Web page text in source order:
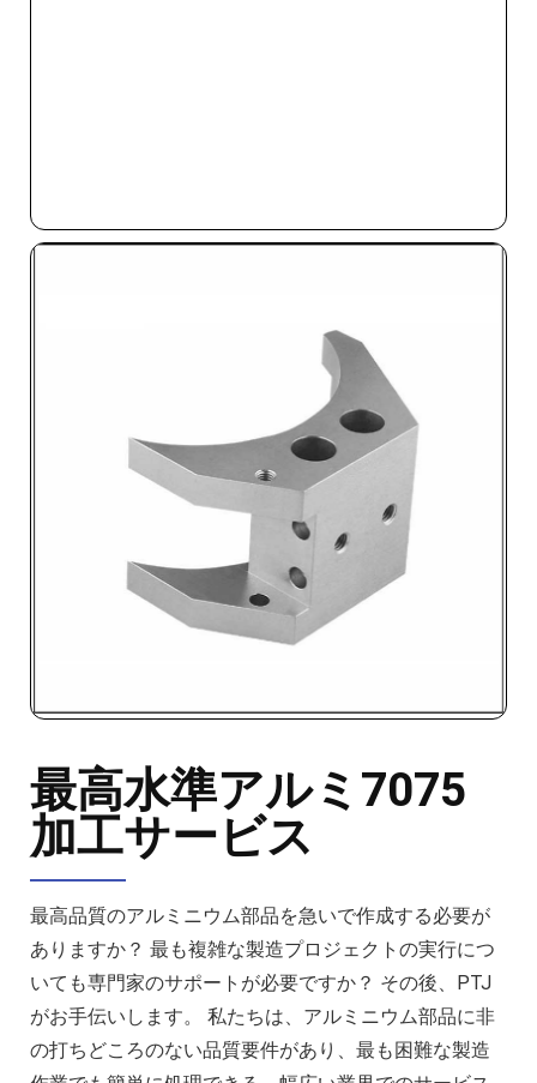
最高水準アルミ7075
加工サービス
最高品質のアルミニウム部品を急いで作成する必要が
ありますか？ 最も複雑な製造プロジェクトの実行につ
いても専門家のサポートが必要ですか？ その後、PTJ
がお手伝いします。 私たちは、アルミニウム部品に非
の打ちどころのない品質要件があり、最も困難な製造